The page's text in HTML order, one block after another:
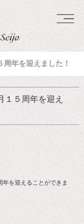
年を迎えました！
１５周年を迎え
を迎えることができま